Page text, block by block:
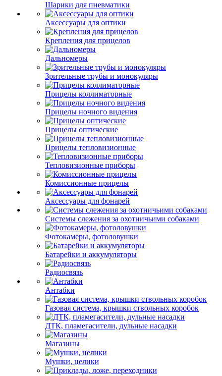
Шарики для пневматики
Аксессуары для оптики
Крепления для прицелов
Дальномеры
Зрительные трубы и монокуляры
Прицелы коллиматорные
Прицелы ночного видения
Прицелы оптические
Прицелы тепловизионные
Тепловизионные приборы
Комиссионные прицелы
Аксессуары для фонарей
Системы слежения за охотничьими собаками
Фотокамеры, фотоловушки
Батарейки и аккумуляторы
Радиосвязь
Антабки
Газовая система, крышки ствольных коробок
ДТК, пламегасители, дульные насадки
Магазины
Мушки, целики